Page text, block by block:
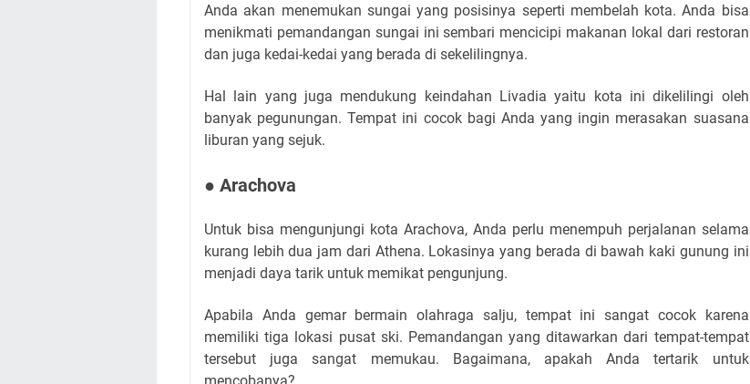
Anda akan menemukan sungai yang posisinya seperti membelah kota. Anda bisa
menikmati pemandangan sungai ini sembari mencicipi makanan lokal dari restoran
dan juga kedai-kedai yang berada di sekelilingnya.
Hal lain yang juga mendukung keindahan Livadia yaitu kota ini dikelilingi oleh
banyak pegunungan. Tempat ini cocok bagi Anda yang ingin merasakan suasana
liburan yang sejuk.
● Arachova
Untuk bisa mengunjungi kota Arachova, Anda perlu menempuh perjalanan selama
kurang lebih dua jam dari Athena. Lokasinya yang berada di bawah kaki gunung ini
menjadi daya tarik untuk memikat pengunjung.
Apabila Anda gemar bermain olahraga salju, tempat ini sangat cocok karena
memiliki tiga lokasi pusat ski. Pemandangan yang ditawarkan dari tempat-tempat
tersebut juga sangat memukau. Bagaimana, apakah Anda tertarik untuk
mencobanya?